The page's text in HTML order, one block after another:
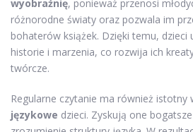
wyobraźnię, ponieważ przenosi
różnorodne światy oraz pozwala im
bohaterów książek. Dzięki temu, dzieci
historie i marzenia, co rozwija ich
twórcze.
Regularne czytanie ma również istotny
językowe dzieci. Zyskują one